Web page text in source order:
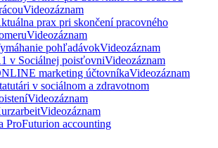
Videozáznam
prax pri skončení pracovného
Videozáznam
pohľadávokVideozáznam
v Sociálnej poisťovniVideozáznam
marketing účtovníkaVideozáznam
v sociálnom a zdravotnom
Videozáznam
Videozáznam
ProFuturion accounting